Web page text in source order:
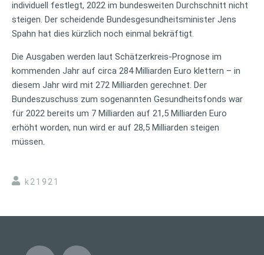
individuell festlegt, 2022 im bundesweiten Durchschnitt nicht
steigen. Der scheidende Bundesgesundheitsminister Jens
Spahn hat dies kürzlich noch einmal bekräftigt.
Die Ausgaben werden laut Schätzerkreis-Prognose im
kommenden Jahr auf circa 284 Milliarden Euro klettern – in
diesem Jahr wird mit 272 Milliarden gerechnet. Der
Bundeszuschuss zum sogenannten Gesundheitsfonds war
für 2022 bereits um 7 Milliarden auf 21,5 Milliarden Euro
erhöht worden, nun wird er auf 28,5 Milliarden steigen
müssen.
k21921